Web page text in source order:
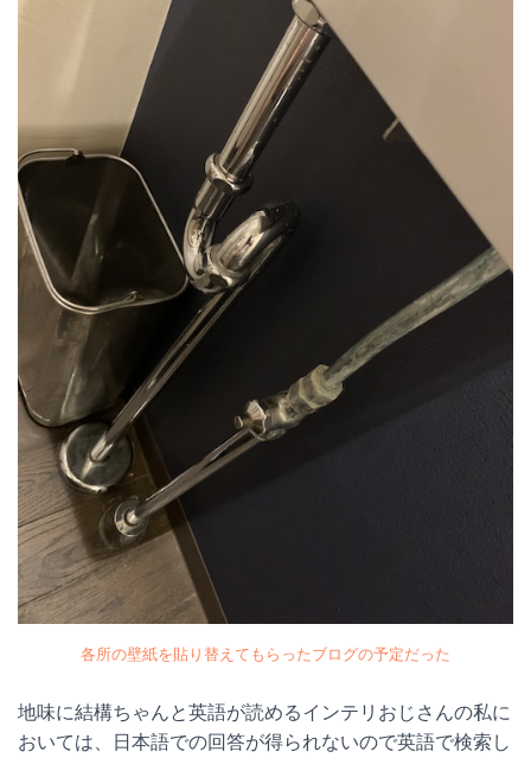
各所の壁紙を貼り替えてもらったブログの予定だった
地味に結構ちゃんと英語が読めるインテリおじさんの私に
おいては、日本語での回答が得られないので英語で検索し